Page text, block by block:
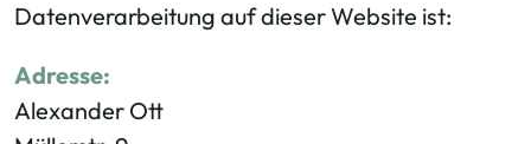
Datenverarbeitung auf dieser Website ist:
Adresse:
Alexander Ott